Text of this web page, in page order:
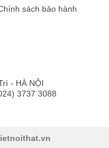
sách bảo hành
- HÀ NỘI
3737 3088